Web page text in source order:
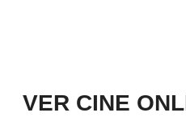
VER CINE